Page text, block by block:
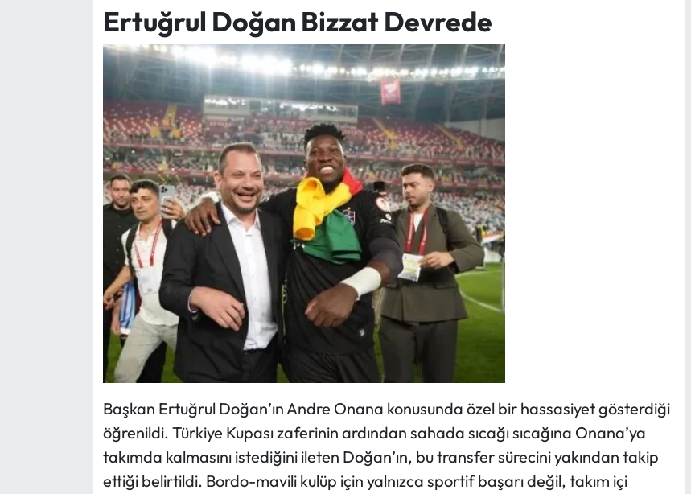
Ertuğrul Doğan Bizzat Devrede
Başkan Ertuğrul Doğan’ın Andre Onana konusunda özel bir hassasiyet gösterdiği
öğrenildi. Türkiye Kupası zaferinin ardından sahada sıcağı sıcağına Onana’ya
takımda kalmasını istediğini ileten Doğan’ın, bu transfer sürecini yakından takip
ettiği belirtildi. Bordo-mavili kulüp için yalnızca sportif başarı değil, takım içi